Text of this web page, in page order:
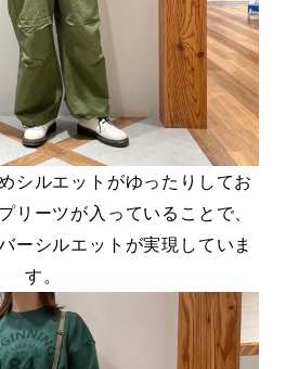
シルエットがゆったりしてお
リーツが入っていることで、
ーシルエットが実現していま
す。